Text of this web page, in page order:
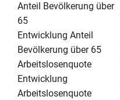
Anteil Bevölkerung über
65
Entwicklung Anteil
Bevölkerung über 65
Arbeitslosenquote
Entwicklung
Arbeitslosenquote